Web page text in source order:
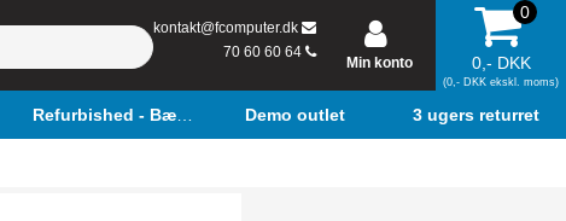
kontakt@fcomputer.dk
70 60 60 64
Min konto
0
0,- DKK
(0,- DKK ekskl. moms)
Refurbished - Bærbar Demo outlet 3 ugers returret